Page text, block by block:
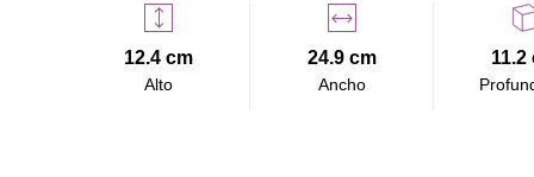
12.4 cm
Alto
24.9 cm
Ancho
11.2